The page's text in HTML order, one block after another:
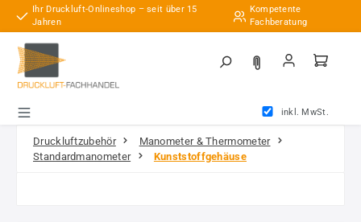
Zum Hauptinhalt springen
Ihr Druckluft-Onlineshop – seit über 15
Jahren
Kompetente
Fachberatung
inkl. MwSt.
Druckluftzubehör
Manometer & Thermometer
Standardmanometer
Kunststoffgehäuse